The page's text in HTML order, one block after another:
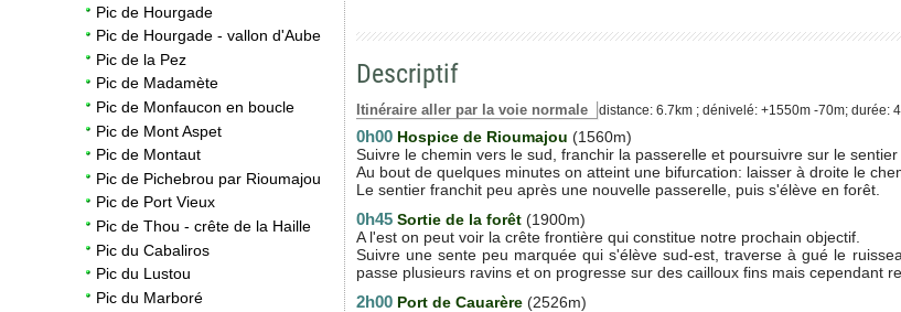
Pic de Hourgade
Pic de Hourgade - vallon d'Aube
Pic de la Pez
Pic de Madamète
Pic de Monfaucon en boucle
Pic de Mont Aspet
Pic de Montaut
Pic de Pichebrou par Rioumajou
Pic de Port Vieux
Pic de Thou - crête de la Haille
Pic du Cabaliros
Pic du Lustou
Pic du Marboré
Descriptif
Itinéraire aller par la voie normale distance: 6.7km ; dénivelé: +1550m -70m; durée:
0h00 Hospice de Rioumajou (1560m)
Suivre le chemin vers le sud, franchir la passerelle et poursuivre sur le sentier
Au bout de quelques minutes on atteint une bifurcation: laisser à droite le
Le sentier franchit peu après une nouvelle passerelle, puis s'élève en forêt.
0h45 Sortie de la forêt (1900m)
A l'est on peut voir la crête frontière qui constitue notre prochain objectif.
Suivre une sente peu marquée qui s'élève sud-est, traverse à gué le
passe plusieurs ravins et on progresse sur des cailloux fins mais cependant
2h00 Port de Cauarère (2526m)